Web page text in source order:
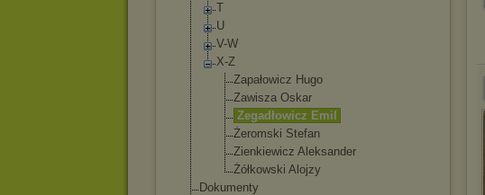
T
U
V-W
X-Z
Zapałowicz Hugo
Zawisza Oskar
Zegadłowicz Emil
Żeromski Stefan
Zienkiewicz Aleksander
Żółkowski Alojzy
Dokumenty